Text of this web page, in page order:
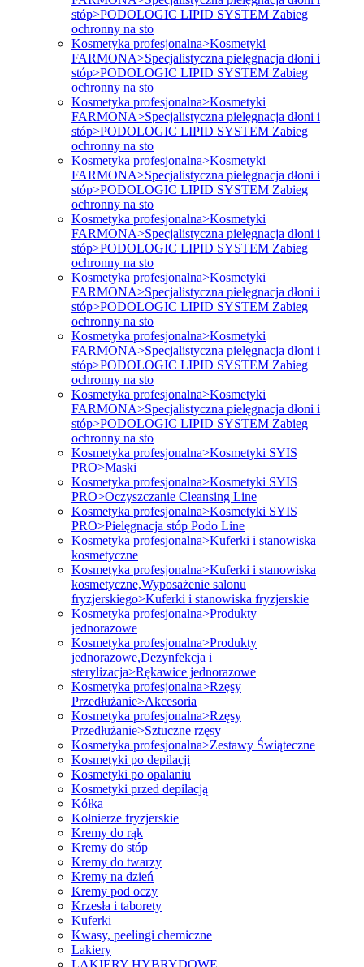
stóp>PODOLOGIC LIPID SYSTEM Zabieg
ochronny na sto
Kosmetyka profesjonalna>Kosmetyki
FARMONA>Specjalistyczna pielęgnacja dłoni i
stóp>PODOLOGIC LIPID SYSTEM Zabieg
ochronny na sto
Kosmetyka profesjonalna>Kosmetyki
FARMONA>Specjalistyczna pielęgnacja dłoni i
stóp>PODOLOGIC LIPID SYSTEM Zabieg
ochronny na sto
Kosmetyka profesjonalna>Kosmetyki
FARMONA>Specjalistyczna pielęgnacja dłoni i
stóp>PODOLOGIC LIPID SYSTEM Zabieg
ochronny na sto
Kosmetyka profesjonalna>Kosmetyki
FARMONA>Specjalistyczna pielęgnacja dłoni i
stóp>PODOLOGIC LIPID SYSTEM Zabieg
ochronny na sto
Kosmetyka profesjonalna>Kosmetyki
FARMONA>Specjalistyczna pielęgnacja dłoni i
stóp>PODOLOGIC LIPID SYSTEM Zabieg
ochronny na sto
Kosmetyka profesjonalna>Kosmetyki
FARMONA>Specjalistyczna pielęgnacja dłoni i
stóp>PODOLOGIC LIPID SYSTEM Zabieg
ochronny na sto
Kosmetyka profesjonalna>Kosmetyki
FARMONA>Specjalistyczna pielęgnacja dłoni i
stóp>PODOLOGIC LIPID SYSTEM Zabieg
ochronny na sto
Kosmetyka profesjonalna>Kosmetyki SYIS
PRO>Maski
Kosmetyka profesjonalna>Kosmetyki SYIS
PRO>Oczyszczanie Cleansing Line
Kosmetyka profesjonalna>Kosmetyki SYIS
PRO>Pielęgnacja stóp Podo Line
Kosmetyka profesjonalna>Kuferki i stanowiska
kosmetyczne
Kosmetyka profesjonalna>Kuferki i stanowiska
kosmetyczne,Wyposażenie salonu
fryzjerskiego>Kuferki i stanowiska fryzjerskie
Kosmetyka profesjonalna>Produkty
jednorazowe
Kosmetyka profesjonalna>Produkty
jednorazowe,Dezynfekcja i
sterylizacja>Rękawice jednorazowe
Kosmetyka profesjonalna>Rzęsy
Przedłużanie>Akcesoria
Kosmetyka profesjonalna>Rzęsy
Przedłużanie>Sztuczne rzęsy
Kosmetyka profesjonalna>Zestawy Świąteczne
Kosmetyki po depilacji
Kosmetyki po opalaniu
Kosmetyki przed depilacją
Kółka
Kołnierze fryzjerskie
Kremy do rąk
Kremy do stóp
Kremy do twarzy
Kremy na dzień
Kremy pod oczy
Krzesła i taborety
Kuferki
Kwasy, peelingi chemiczne
Lakiery
LAKIERY HYBRYDOWE